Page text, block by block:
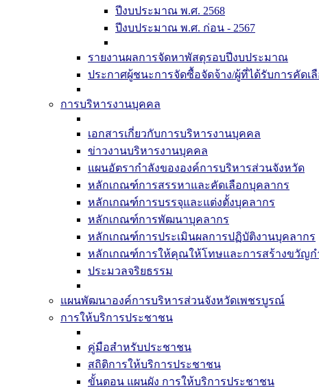
ปีงบประมาณ พ.ศ. 2568
ปีงบประมาณ พ.ศ. ก่อน - 2567
รายงานผลการจัดหาพัสดุรอบปีงบประมาณ
ประกาศผู้ชนะการจัดซื้อจัดจ้าง/ผู้ที่ได้รับการคัด
การบริหารงานบุคคล
เอกสารเกี่ยวกับการบริหารงานบุคคล
ข่าวงานบริหารงานบุคคล
แผนอัตรากำลังขององค์การบริหารส่วนจังหวัด
หลักเกณฑ์การสรรหาและคัดเลือกบุคลากร
หลักเกณฑ์การบรรจุและแต่งตั้งบุคลากร
หลักเกณฑ์การพัฒนาบุคลากร
หลักเกณฑ์การประเมินผลการปฏิบัติงานบุคลากร
หลักเกณฑ์การให้คุณให้โทษและการสร้างขวัญก
ประมวลจริยธรรม
แผนพัฒนาองค์การบริหารส่วนจังหวัดเพชรบูรณ์
การให้บริการประชาชน
คู่มือสำหรับประชาชน
สถิติการให้บริการประชาชน
ขั้นตอน แผนผัง การให้บริการประชาชน